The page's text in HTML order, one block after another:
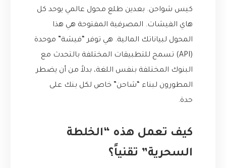
كيس شواحن. بعدين طلع محول عالمي يوحد كل
هاي الفيشات. المصرفية المفتوحة هي هذا
المحول لبياناتك المالية. هي توفر “فيشة” موحدة
(API) تسمح للتطبيقات المختلفة بالتحدث مع
البنوك المختلفة بنفس اللغة، بدلاً من أن يضطر
المطورون لبناء “شاحن” خاص لكل بنك على
حدة.
كيف تعمل هذه “الخلطة
السحرية” تقنياً؟